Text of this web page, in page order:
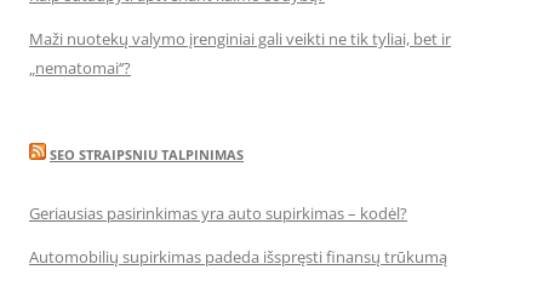
Maži nuotekų valymo įrenginiai gali veikti ne tik tyliai, bet ir
„nematomai‘‘?
SEO STRAIPSNIU TALPINIMAS
Geriausias pasirinkimas yra auto supirkimas – kodėl?
Automobilių supirkimas padeda išspręsti finansų trūkumą